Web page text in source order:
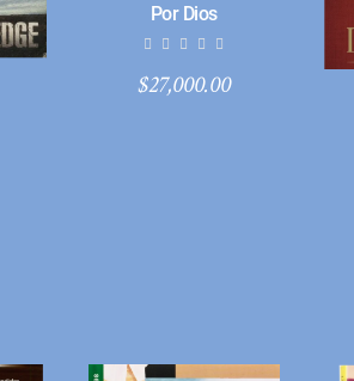
Por Dios
$27,000.00